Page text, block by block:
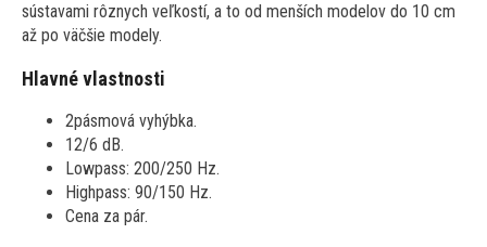
sústavami rôznych veľkostí, a to od menších modelov do 10 cm
až po väčšie modely.
Hlavné vlastnosti
2pásmová vyhýbka.
12/6 dB.
Lowpass: 200/250 Hz.
Highpass: 90/150 Hz.
Cena za pár.